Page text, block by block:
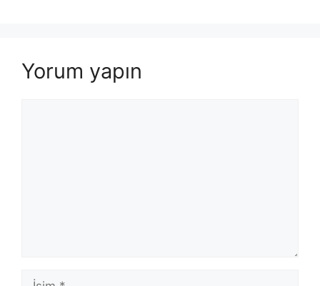
Yorum yapın
İsim